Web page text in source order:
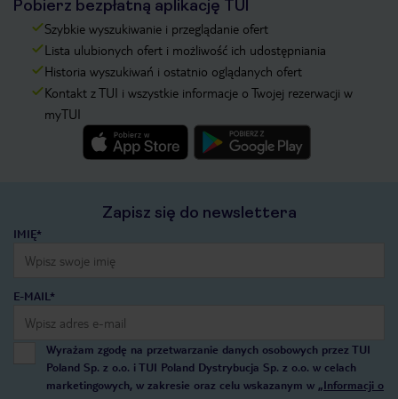
Pobierz bezpłatną aplikację TUI
Szybkie wyszukiwanie i przeglądanie ofert
Lista ulubionych ofert i możliwość ich udostępniania
Historia wyszukiwań i ostatnio oglądanych ofert
Kontakt z TUI i wszystkie informacje o Twojej rezerwacji w
myTUI
Zapisz się do newslettera
IMIĘ*
E-MAIL*
Wyrażam zgodę na przetwarzanie danych osobowych przez TUI
Poland Sp. z o.o. i TUI Poland Dystrybucja Sp. z o.o. w celach
marketingowych, w zakresie oraz celu wskazanym w „Informacji o